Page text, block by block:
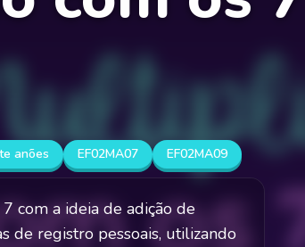
anões EF02MA07 EF02MA09
com a ideia de adição de
de registro pessoais, utilizando